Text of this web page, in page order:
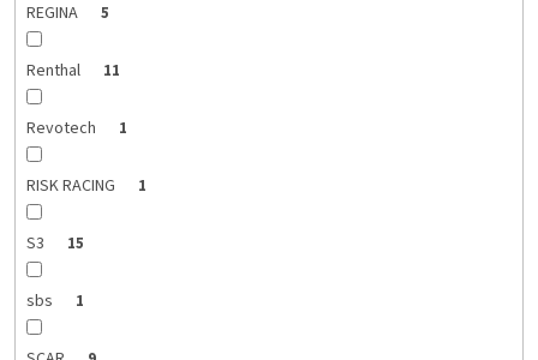
REGINA 5
Renthal 11
Revotech 1
RISK RACING 1
S3 15
sbs 1